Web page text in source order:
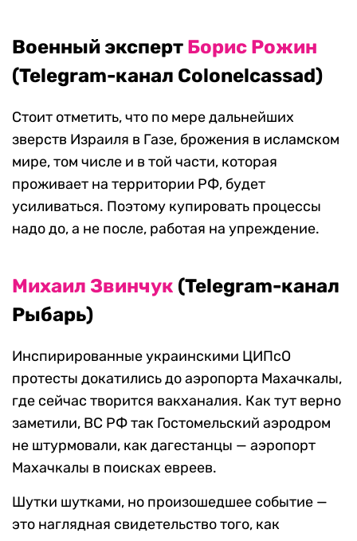
Военный эксперт Борис Рожин
(Telegram-канал Colonelcassad)
Стоит отметить, что по мере дальнейших
зверств Израиля в Газе, брожения в исламском
мире, том числе и в той части, которая
проживает на территории РФ, будет
усиливаться. Поэтому купировать процессы
надо до, а не после, работая на упреждение.
Михаил Звинчук (Telegram-канал
Рыбарь)
Инспирированные украинскими ЦИПсО
протесты докатились до аэропорта Махачкалы,
где сейчас творится вакханалия. Как тут верно
заметили, ВС РФ так Гостомельский аэродром
не штурмовали, как дагестанцы — аэропорт
Махачкалы в поисках евреев.
Шутки шутками, но произошедшее событие —
это наглядная свидетельство того, как